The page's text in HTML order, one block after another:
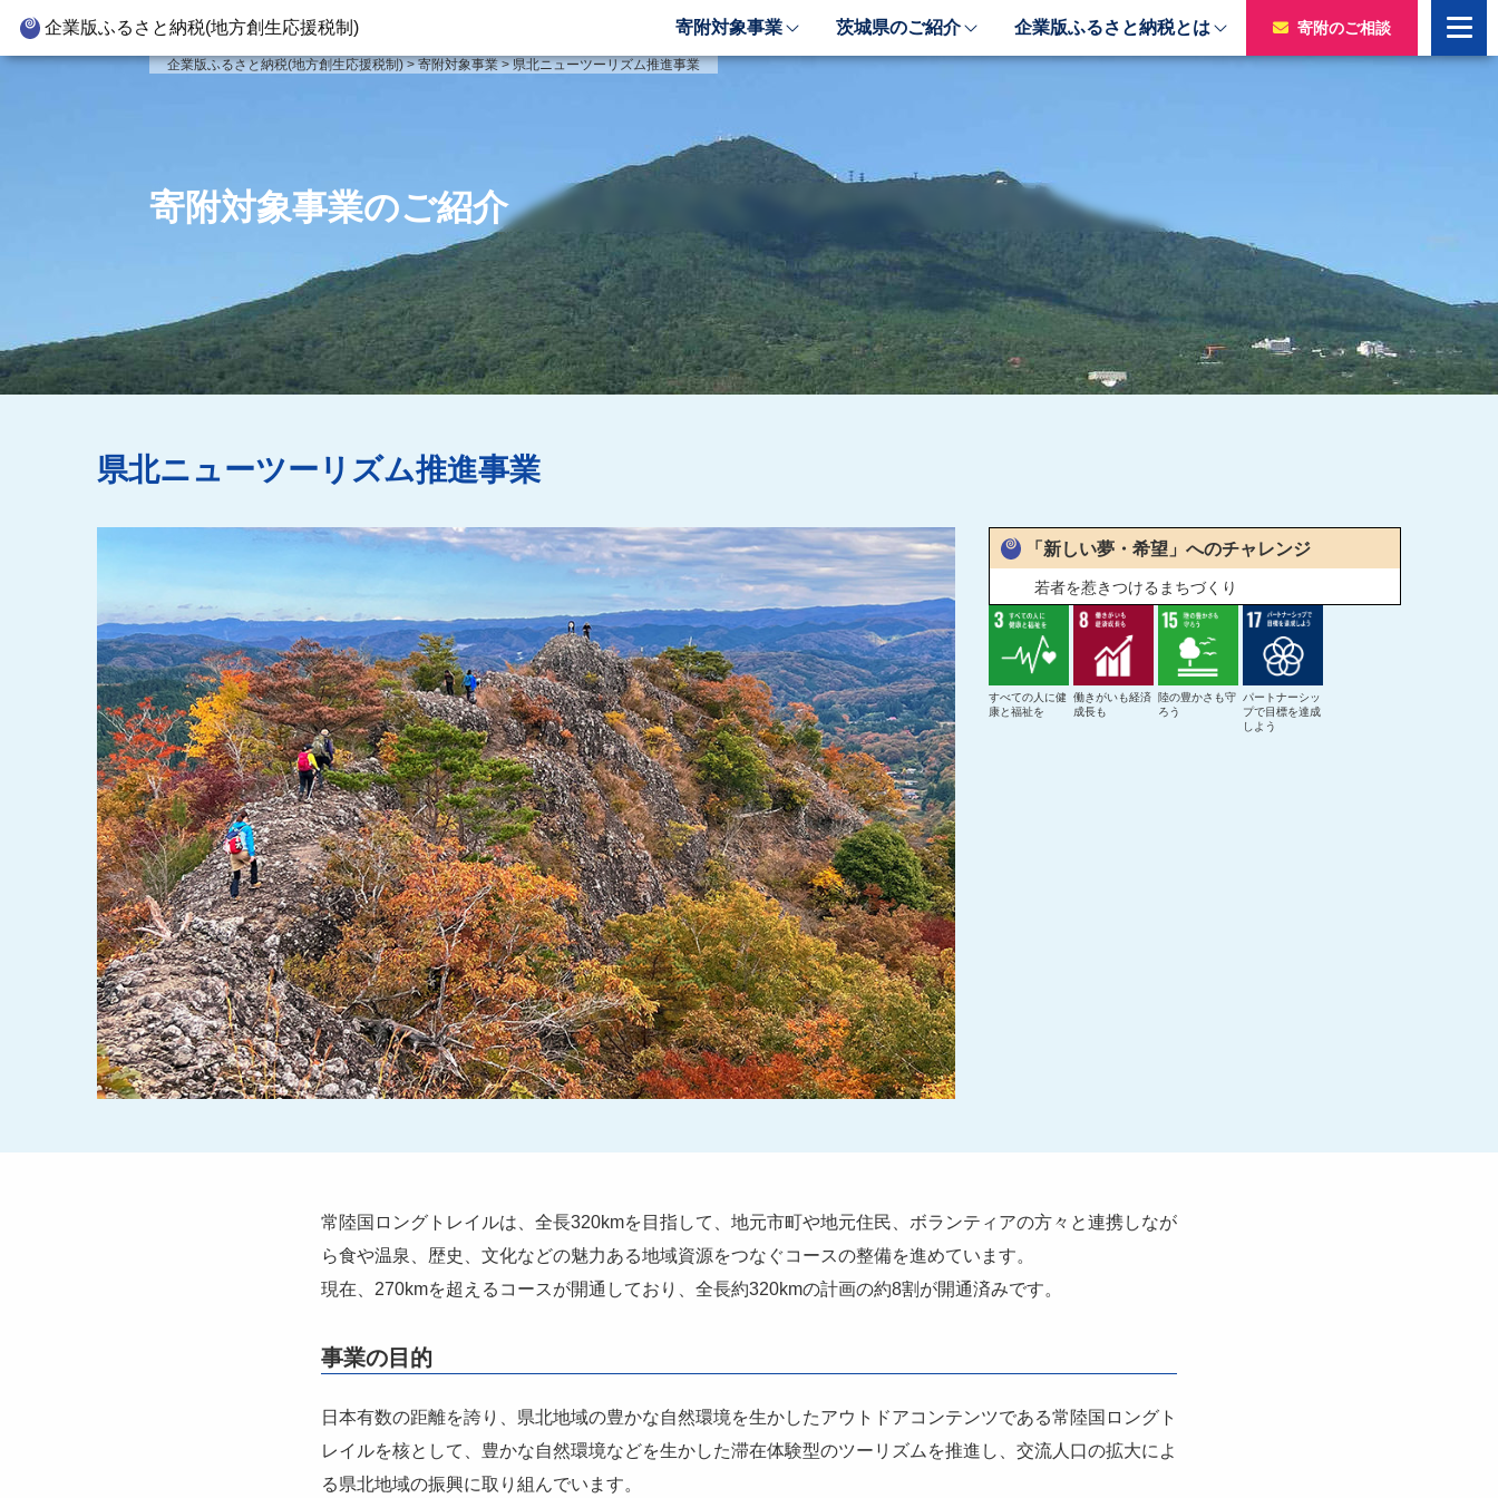
企業版ふるさと納税(地方創生応援税制) 寄附対象事業 茨城県のご紹介 企業版ふるさと納税とは 寄附のご相談
企業版ふるさと納税とは 寄附対象事業のご紹介
新しい安心安全を推進する事業
新しい人財育成を推進する事業
新しい夢・希望を推進する事業
事業検索フォーム
茨城県のご紹介
レンジ
寄附をいただいた企業様
令和3年度寄附企業一覧
令和2年度寄附企業一覧
企業版ふるさと納税(地方創生応援税制)>寄附対象事業>県北ニューツーリズム推進事業
寄附対象事業のご紹介
県北ニューツーリズム推進事業
「新しい夢・希望」へのチャレンジ
若者を惹きつけるまちづくり
すべての人に健
康と福祉を
働きがいも経済
成長も
陸の豊かさも守
ろう
パートナーシッ
プで目標を達成
しよう
常陸国ロングトレイルは、全長320kmを目指して、地元市町や地元住民、ボランティアの方々と連携しなが
ら食や温泉、歴史、文化などの魅力ある地域資源をつなぐコースの整備を進めています。
現在、270kmを超えるコースが開通しており、全長約320kmの計画の約8割が開通済みです。
事業の目的
日本有数の距離を誇り、県北地域の豊かな自然環境を生かしたアウトドアコンテンツである常陸国ロングト
レイルを核として、豊かな自然環境などを生かした滞在体験型のツーリズムを推進し、交流人口の拡大によ
る県北地域の振興に取り組んでいます。